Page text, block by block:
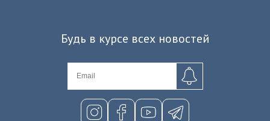
Будь в курсе всех новостей